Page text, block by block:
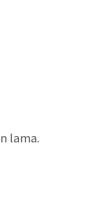
lama.